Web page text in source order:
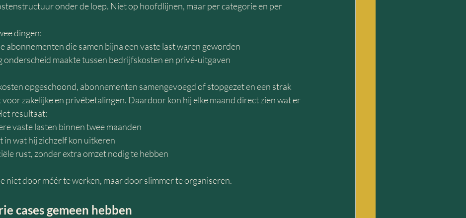
onder de loep. Niet op hoofdlijnen, maar per categorie en per
dingen:
abonnementen die samen bijna een vaste last waren geworden
onderscheid maakte tussen bedrijfskosten en privé-uitgaven
opgeschoond, abonnementen samengevoegd of stopgezet en een strak
voor zakelijke en privébetalingen. Daardoor kon hij elke maand direct zien wat er
resultaat:
vaste lasten binnen twee maanden
in wat hij zichzelf kon uitkeren
rust, zonder extra omzet nodig te hebben
niet door méér te werken, maar door slimmer te organiseren.
cases gemeen hebben